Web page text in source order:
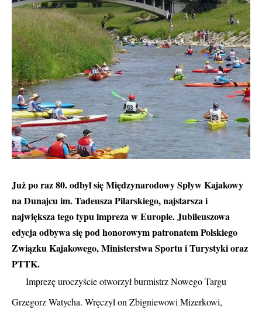
Już po raz 80. odbył się Międzynarodowy Spływ Kajakowy
na Dunajcu im. Tadeusza Pilarskiego, najstarsza i
największa tego typu impreza w Europie. Jubileuszowa
edycja odbywa się pod honorowym patronatem Polskiego
Związku Kajakowego, Ministerstwa Sportu i Turystyki oraz
PTTK.
Imprezę uroczyście otworzył burmistrz Nowego Targu
Grzegorz Watycha. Wręczył on Zbigniewowi Mizerkowi,